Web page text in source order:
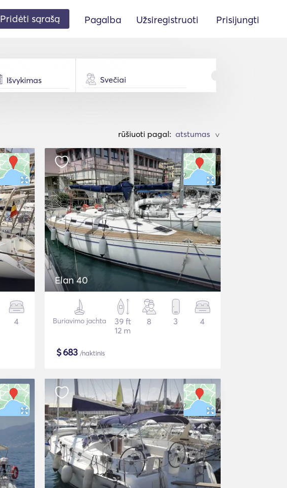
Pridėti sąrašą Pagalba Užsiregistruoti Prisijungti
Svečiai
rūšiuoti pagal: >
4
Elan 40
Buriavimo jachta
39 ft
12 m
8 3 4
$683 /naktinis